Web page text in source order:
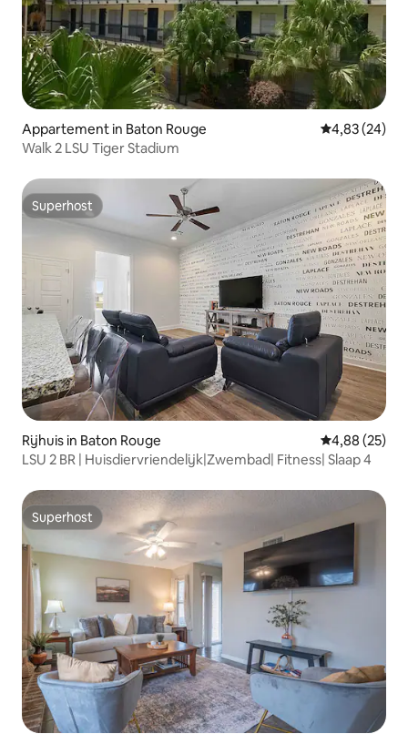
Appartement in Baton Rouge Gemiddelde
4,83 (24)
Walk 2 LSU Tiger Stadium
Superhost
Superhost
Rijhuis in Baton Rouge Gemiddelde
4,88 (25)
LSU 2 BR | Huisdiervriendelijk|Zwembad| Fitness| Slaap 4
Superhost
Superhost